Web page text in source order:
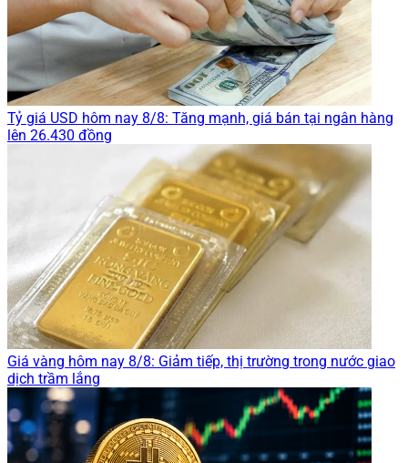
Tỷ giá USD hôm nay 8/8: Tăng mạnh, giá bán tại ngân hàng
lên 26.430 đồng
Giá vàng hôm nay 8/8: Giảm tiếp, thị trường trong nước giao
dịch trầm lắng